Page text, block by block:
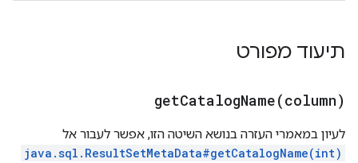
תיעוד מפורט
getCatalogName(column)
לעיון במאמרי העזרה בנושא השיטה הזו, אפשר לעבור אל
java.sql.ResultSetMetaData#getCatalogName(int)